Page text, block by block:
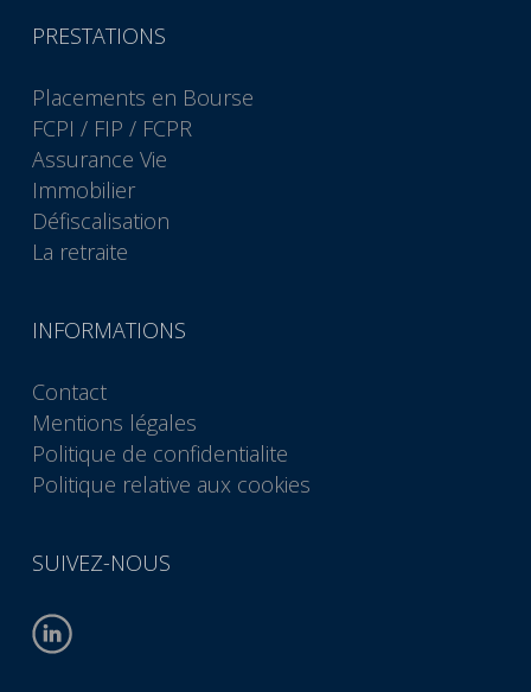
PRESTATIONS
Placements en Bourse
FCPI / FIP / FCPR
Assurance Vie
Immobilier
Défiscalisation
La retraite
INFORMATIONS
Contact
Mentions légales
Politique de confidentialite
Politique relative aux cookies
SUIVEZ-NOUS